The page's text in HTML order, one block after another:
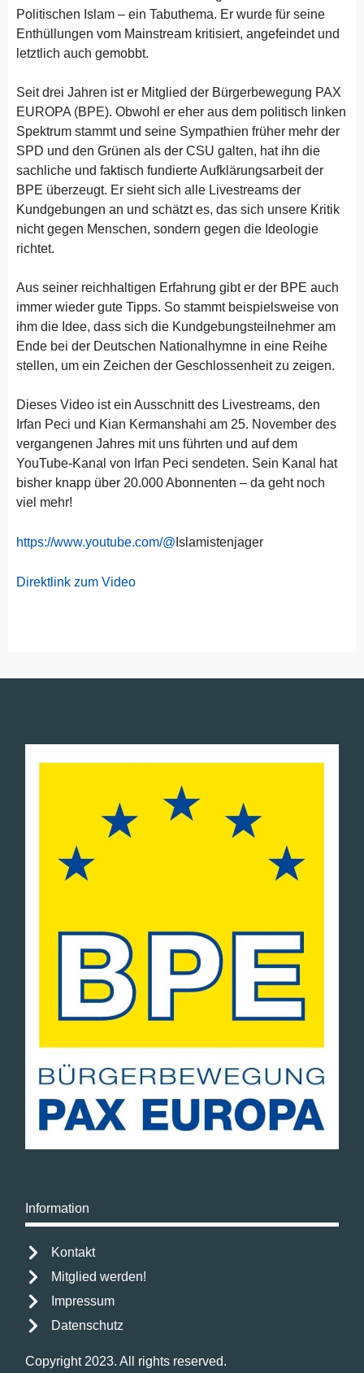
Politischen Islam – ein Tabuthema. Er wurde für seine
Enthüllungen vom Mainstream kritisiert, angefeindet und
letztlich auch gemobbt.
Seit drei Jahren ist er Mitglied der Bürgerbewegung PAX
EUROPA (BPE). Obwohl er eher aus dem politisch linken
Spektrum stammt und seine Sympathien früher mehr der
SPD und den Grünen als der CSU galten, hat ihn die
sachliche und faktisch fundierte Aufklärungsarbeit der
BPE überzeugt. Er sieht sich alle Livestreams der
Kundgebungen an und schätzt es, das sich unsere Kritik
nicht gegen Menschen, sondern gegen die Ideologie
richtet.
Aus seiner reichhaltigen Erfahrung gibt er der BPE auch
immer wieder gute Tipps. So stammt beispielsweise von
ihm die Idee, dass sich die Kundgebungsteilnehmer am
Ende bei der Deutschen Nationalhymne in eine Reihe
stellen, um ein Zeichen der Geschlossenheit zu zeigen.
Dieses Video ist ein Ausschnitt des Livestreams, den
Irfan Peci und Kian Kermanshahi am 25. November des
vergangenen Jahres mit uns führten und auf dem
YouTube-Kanal von Irfan Peci sendeten. Sein Kanal hat
bisher knapp über 20.000 Abonnenten – da geht noch
viel mehr!
https://www.youtube.com/@ Islamistenjager
Direktlink zum Video
Information
Kontakt
Mitglied werden!
Impressum
Datenschutz
Copyright 2023. All rights reserved.